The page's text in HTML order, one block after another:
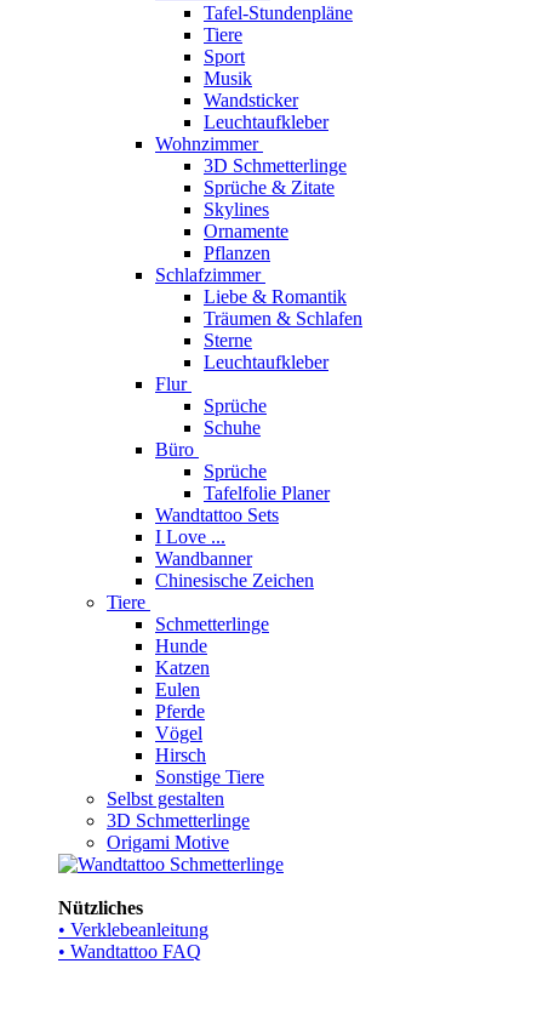
Tafel-Stundenpläne
Tiere
Sport
Musik
Wandsticker
Leuchtaufkleber
Wohnzimmer
3D Schmetterlinge
Sprüche & Zitate
Skylines
Ornamente
Pflanzen
Schlafzimmer
Liebe & Romantik
Träumen & Schlafen
Sterne
Leuchtaufkleber
Flur
Sprüche
Schuhe
Büro
Sprüche
Tafelfolie Planer
Wandtattoo Sets
I Love ...
Wandbanner
Chinesische Zeichen
Tiere
Schmetterlinge
Hunde
Katzen
Eulen
Pferde
Vögel
Hirsch
Sonstige Tiere
Selbst gestalten
3D Schmetterlinge
Origami Motive
Nützliches
• Verklebeanleitung
• Wandtattoo FAQ